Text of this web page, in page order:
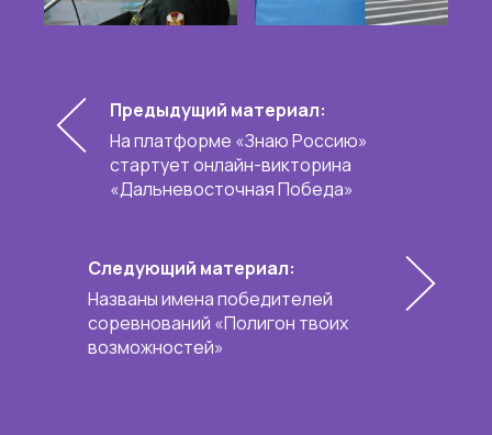
Предыдущий материал:
На платформе «Знаю Россию»
стартует онлайн-викторина
«Дальневосточная Победа»
Следующий материал:
Названы имена победителей
соревнований «Полигон твоих
возможностей»